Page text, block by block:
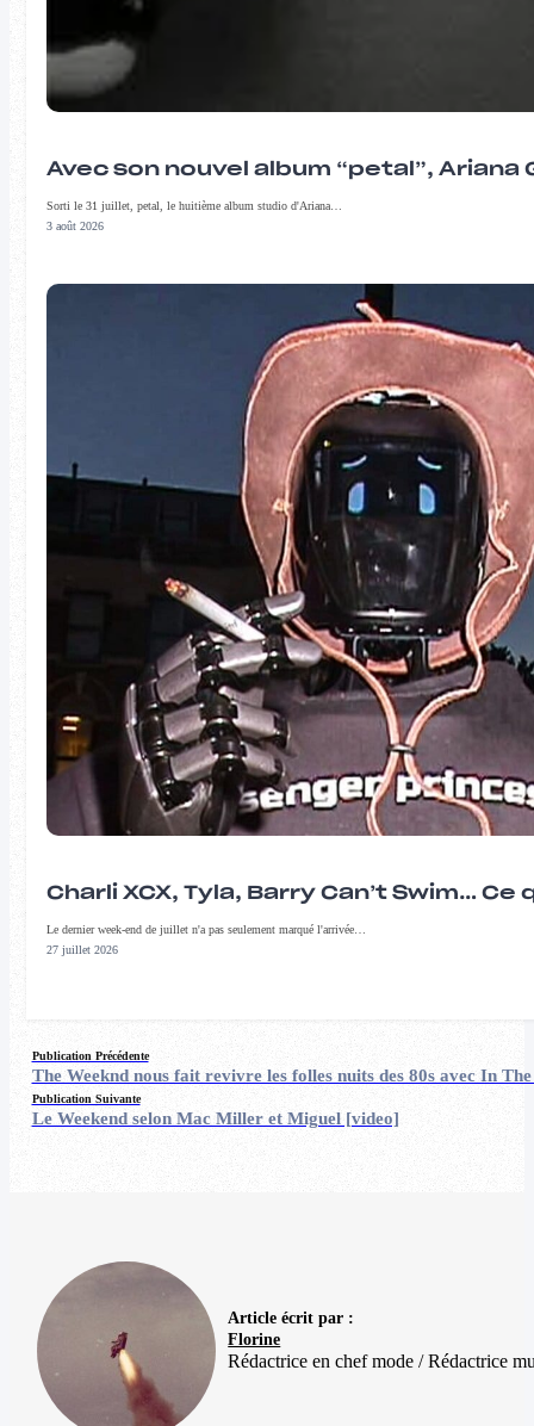
Avec son nouvel album “petal”,
Sorti le 31 juillet, petal, le huitième album studio d'Ariana…
3 août 2026
Charli XCX, Tyla, Barry Can’t Swim…
Le dernier week-end de juillet n'a pas seulement marqué l'arrivée…
27 juillet 2026
Publication Précédente
The Weeknd nous fait revivre les folles nuits des 80s avec In
Publication Suivante
Le Weekend selon Mac Miller et Miguel [video]
Article écrit par :
Florine
Rédactrice en chef mode / Rédactrice